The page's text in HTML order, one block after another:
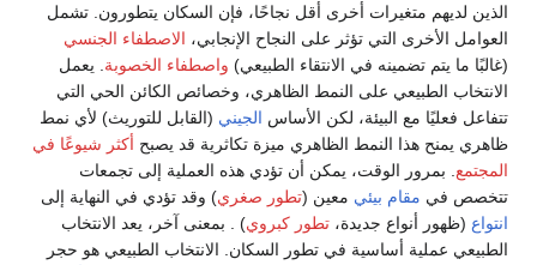
الذين لديهم متغيرات أخرى أقل نجاحًا، فإن السكان يتطورون. تشمل
العوامل الأخرى التي تؤثر على النجاح الإنجابي، الاصطفاء الجنسي
(غالبًا ما يتم تضمينه في الانتقاء الطبيعي) واصطفاء الخصوبة . يعمل
الانتخاب الطبيعي على النمط الظاهري، وخصائص الكائن الحي التي
تتفاعل فعليًا مع البيئة، لكن الأساس الجيني (القابل للتوريث) لأي نمط
ظاهري يمنح هذا النمط الظاهري ميزة تكاثرية قد يصبح أكثر شيوعًا في
المجتمع . بمرور الوقت، يمكن أن تؤدي هذه العملية إلى تجمعات
تتخصص في مقام بيئي معين (تطور صغري) وقد تؤدي في النهاية إلى
انتواع (ظهور أنواع جديدة، تطور كبروي) . بمعنى آخر، يعد الانتخاب
الطبيعي عملية أساسية في تطور السكان. الانتخاب الطبيعي هو حجر